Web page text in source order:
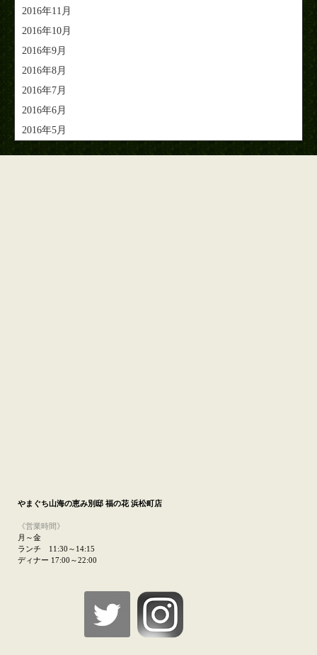
2016年11月
2016年10月
2016年9月
2016年8月
2016年7月
2016年6月
2016年5月
やまぐち山海の恵み別邸 福の花 浜松町店
《営業時間》
月～金
ランチ 11:30～14:15
ディナー 17:00～22:00